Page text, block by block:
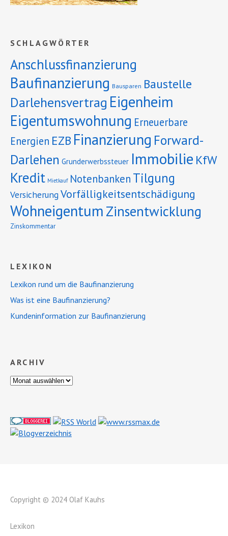
SCHLAGWÖRTER
Anschlussfinanzierung
Baufinanzierung Bausparen Baustelle
Darlehensvertrag Eigenheim
Eigentumswohnung Erneuerbare
Energien EZB Finanzierung Forward-
Darlehen Grunderwerbssteuer Immobilie KfW
Kredit Mietkauf Notenbanken Tilgung
VersicherungVorfälligkeitsentschädigung
Wohneigentum Zinsentwicklung
Zinskommentar
LEXIKON
Lexikon rund um die Baufinanzierung
Was ist eine Baufinanzierung?
Kundeninformation zur Baufinanzierung
ARCHIV
Copyright © 2024 Olaf Kauhs
Lexikon